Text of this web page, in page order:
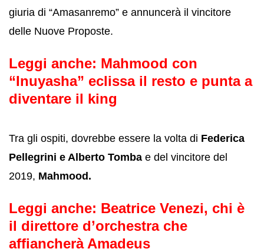
giuria di “Amasanremo” e annuncerà il vincitore
delle Nuove Proposte.
Leggi anche: Mahmood con
“Inuyasha” eclissa il resto e punta a
diventare il king
Tra gli ospiti, dovrebbe essere la volta di Federica
Pellegrini e Alberto Tomba e del vincitore del
2019, Mahmood.
Leggi anche: Beatrice Venezi, chi è
il direttore d’orchestra che
affiancherà Amadeus